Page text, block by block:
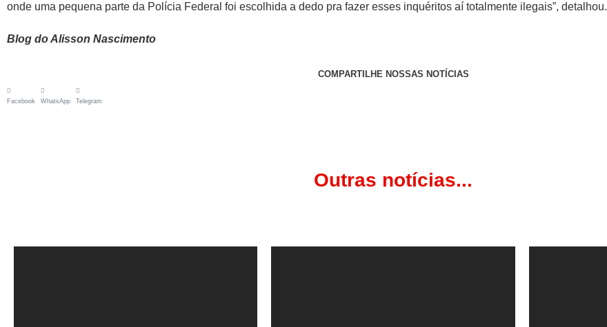
onde uma pequena parte da Polícia Federal foi escolhida a dedo pra fazer esses inquéritos aí totalmente ilegais”, detalhou.
Blog do Alisson Nascimento
COMPARTILHE NOSSAS NOTÍCIAS
Facebook WhatsApp Telegram
Outras notícias...